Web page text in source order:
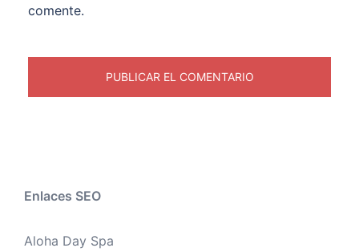
comente.
Enlaces SEO
Aloha Day Spa